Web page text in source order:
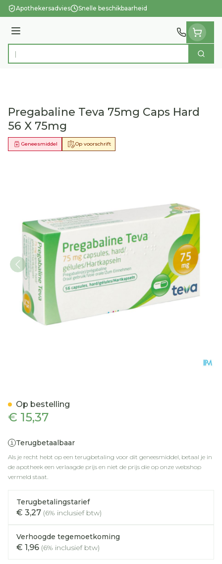
Ga naar de inhoud
Apothekersadvies Snelle beschikbaarheid
Menu
Product, merk, categorie... Zoek
Pregabaline Teva 75mg Caps Hard
56 X 75mg
Op voorschrift
Geneesmiddel
€ 15,37
Terugbetaalbaar
Als je recht hebt op een terugbetaling voor dit geneesmiddel, betaal je in
de apotheek een verlaagde prijs en niet de prijs die op onze webshop
vermeld staat.
Terugbetalingstarief
€ 3,27 (6% inclusief btw)
Verhoogde tegemoetkoming
€ 1,96 (6% inclusief btw)
Op bestelling